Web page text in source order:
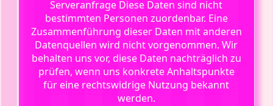
Serveranfrage Diese Daten sind nicht
bestimmten Personen zuordenbar. Eine
Zusammenführung dieser Daten mit anderen
Datenquellen wird nicht vorgenommen. Wir
behalten uns vor, diese Daten nachträglich zu
prüfen, wenn uns konkrete Anhaltspunkte
für eine rechtswidrige Nutzung bekannt
werden.